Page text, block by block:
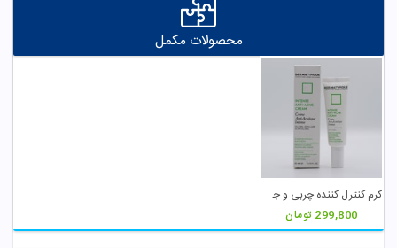
محصولات مکمل
کرم کنترل کننده چربی و جوش درماتیپیک
299,800 تومان